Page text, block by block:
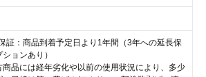
証：商品到着予定日より1年間（3年への延長保
ョンあり）
品には経年劣化や以前の使用状況により、多少